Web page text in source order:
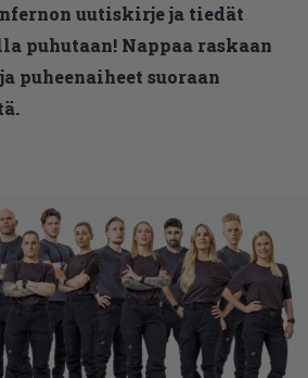
uutiskirje ja tiedät
puhutaan! Nappaa raskaan
puheenaiheet suoraan